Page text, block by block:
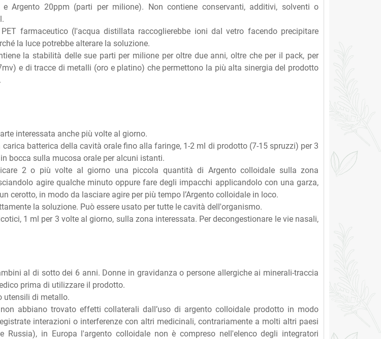
Argento 20ppm (parti per milione). Non contiene conservanti, additivi, solventi o
farmaceutico (l'acqua distillata raccoglierebbe ioni dal vetro facendo precipitare
la luce potrebbe alterare la soluzione.
la stabilità delle sue parti per milione per oltre due anni, oltre che per il pack, per
e di tracce di metalli (oro e platino) che permettono la più alta sinergia del prodotto
interessata anche più volte al giorno.
carica batterica della cavità orale fino alla faringe, 1-2 ml di prodotto (7-15 spruzzi) per 3
bocca sulla mucosa orale per alcuni istanti.
2 o più volte al giorno una piccola quantità di Argento colloidale sulla zona
agire qualche minuto oppure fare degli impacchi applicandolo con una garza,
cerotto, in modo da lasciare agire per più tempo l’Argento colloidale in loco.
la soluzione. Può essere usato per tutte le cavità dell'organismo.
1 ml per 3 volte al giorno, sulla zona interessata. Per decongestionare le vie nasali,
al di sotto dei 6 anni. Donne in gravidanza o persone allergiche ai minerali-traccia
prima di utilizzare il prodotto.
utensili di metallo.
abbiano trovato effetti collaterali dall’uso di argento colloidale prodotto in modo
interazioni o interferenze con altri medicinali, contrariamente a molti altri paesi
Russia), in Europa l'argento colloidale non è compreso nell'elenco degli integratori